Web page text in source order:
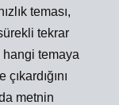
teması,
tekrar
hangi temaya
metnin